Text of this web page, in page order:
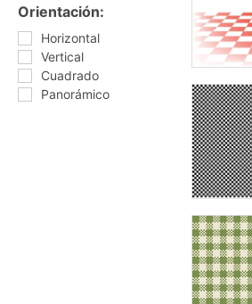
Orientación:
Horizontal
Vertical
Cuadrado
Panorámico